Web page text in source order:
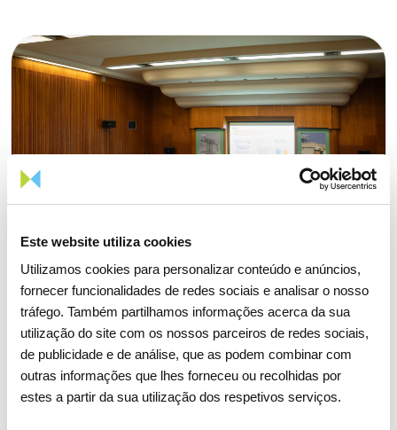
Este website utiliza cookies
Utilizamos cookies para personalizar conteúdo e anúncios,
fornecer funcionalidades de redes sociais e analisar o nosso
tráfego. Também partilhamos informações acerca da sua
utilização do site com os nossos parceiros de redes sociais,
de publicidade e de análise, que as podem combinar com
outras informações que lhes forneceu ou recolhidas por
estes a partir da sua utilização dos respetivos serviços.
15 ABRIL 2026